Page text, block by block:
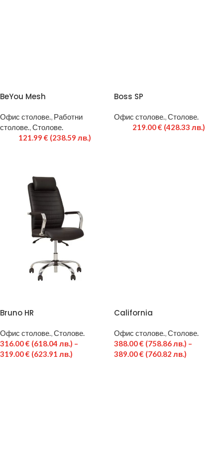
BeYou Mesh
Офис столове., Работни
столове.,Столове.
121.99 € (238.59 лв.)
Boss SP
Офис столове.,Столове.
219.00€ (428.33 лв.)
Bruno HR
Офис столове.,Столове.
316.00€ (618.04 лв.) –
319.00€ (623.91 лв.)
California
Офис столове.,Столове.
388.00€ (758.86 лв.) –
389.00€ (760.82 лв.)